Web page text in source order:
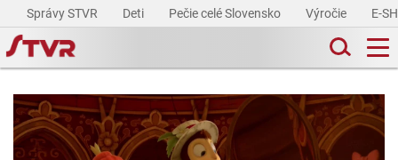
Správy STVR Deti Pečie celé Slovensko Výročie E-